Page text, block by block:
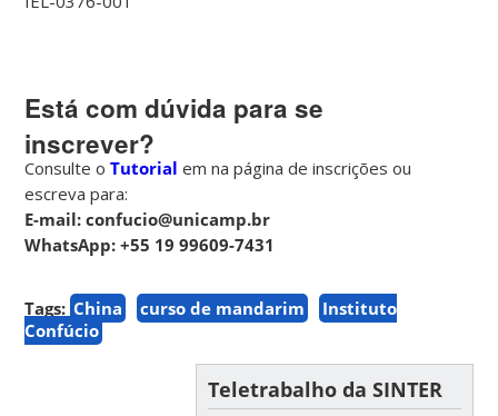
Está com dúvida para se
inscrever?
Consulte oTutorialem na página de inscrições ou
escreva para:
E-mail: confucio@unicamp.br
WhatsApp: +55 19 99609-7431
Tags: China curso de mandarim
Instituto
Confúcio
Teletrabalho da SINTER